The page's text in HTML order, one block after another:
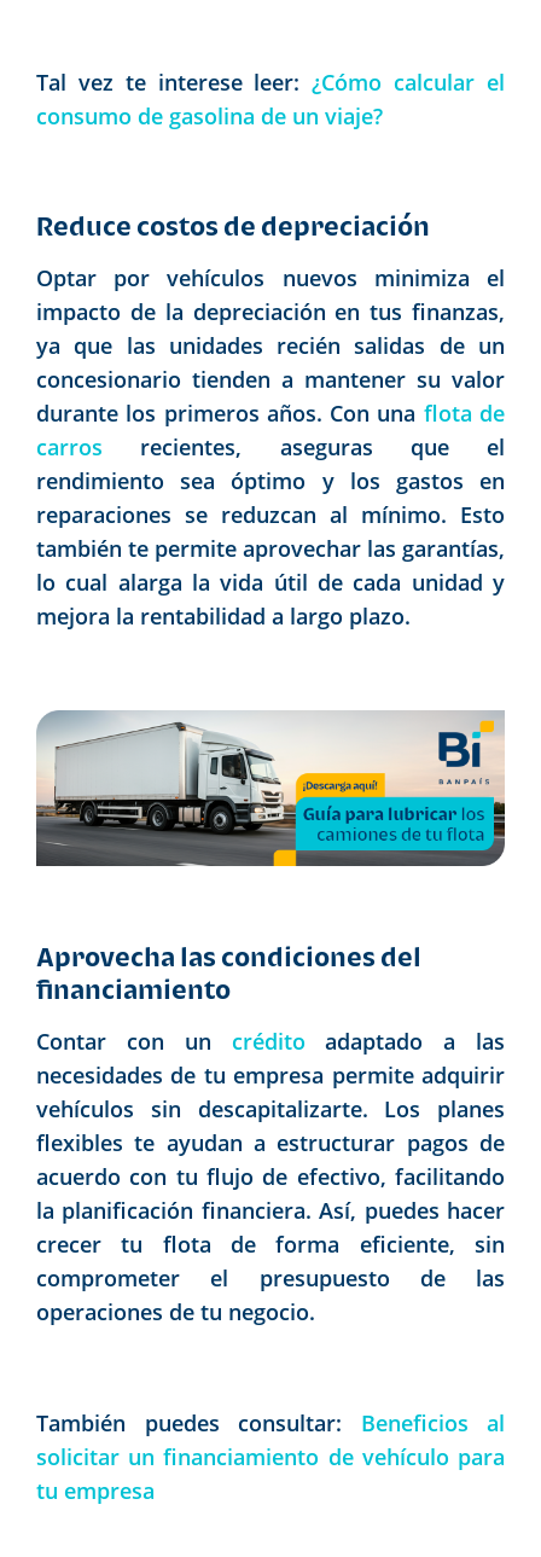
Tal vez te interese leer:¿Cómo calcular el
consumo de gasolina de un viaje?
Reduce costos de depreciación
Optar por vehículos nuevos minimiza el
impacto de la depreciación en tus finanzas,
ya que las unidades recién salidas de un
concesionario tienden a mantener su valor
durante los primeros años. Con una flota de
carros recientes, aseguras que el
rendimiento sea óptimo y los gastos en
reparaciones se reduzcan al mínimo. Esto
también te permite aprovechar las garantías,
lo cual alarga la vida útil de cada unidad y
mejora la rentabilidad a largo plazo.
Aprovecha las condiciones del
financiamiento
Contar con un crédito adaptado a las
necesidades de tu empresa permite adquirir
vehículos sin descapitalizarte. Los planes
flexibles te ayudan a estructurar pagos de
acuerdo con tu flujo de efectivo, facilitando
la planificación financiera. Así, puedes hacer
crecer tu flota de forma eficiente, sin
comprometer el presupuesto de las
operaciones de tu negocio.
También puedes consultar: Beneficios al
solicitar un financiamiento de vehículo para
tu empresa